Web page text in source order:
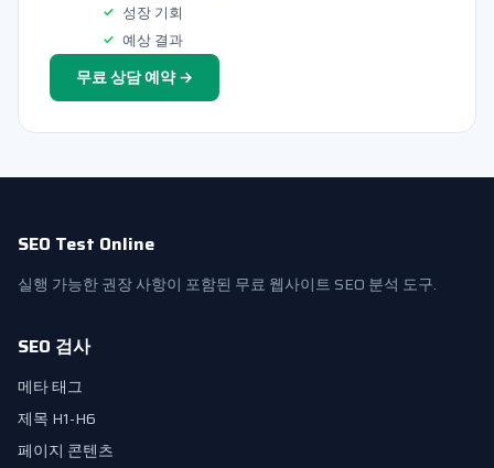
성장 기회
예상 결과
무료 상담 예약 →
SEO Test Online
실행 가능한 권장 사항이 포함된 무료 웹사이트 SEO 분석 도구.
SEO 검사
메타 태그
제목 H1-H6
페이지 콘텐츠